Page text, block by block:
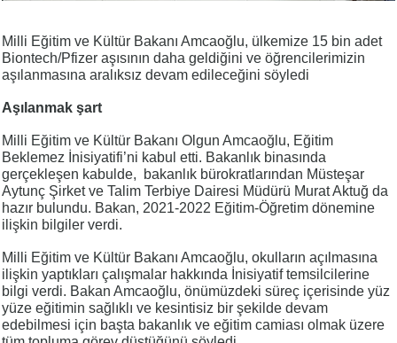
Milli Eğitim ve Kültür Bakanı Amcaoğlu, ülkemize 15 bin adet
Biontech/Pfizer aşısının daha geldiğini ve öğrencilerimizin
aşılanmasına aralıksız devam edileceğini söyledi
Aşılanmak şart
Milli Eğitim ve Kültür Bakanı Olgun Amcaoğlu, Eğitim
Beklemez İnisiyatifi’ni kabul etti. Bakanlık binasında
gerçekleşen kabulde, bakanlık bürokratlarından Müsteşar
Aytunç Şirket ve Talim Terbiye Dairesi Müdürü Murat Aktuğ da
hazır bulundu. Bakan, 2021-2022 Eğitim-Öğretim dönemine
ilişkin bilgiler verdi.
Milli Eğitim ve Kültür Bakanı Amcaoğlu, okulların açılmasına
ilişkin yaptıkları çalışmalar hakkında İnisiyatif temsilcilerine
bilgi verdi. Bakan Amcaoğlu, önümüzdeki süreç içerisinde yüz
yüze eğitimin sağlıklı ve kesintisiz bir şekilde devam
edebilmesi için başta bakanlık ve eğitim camiası olmak üzere